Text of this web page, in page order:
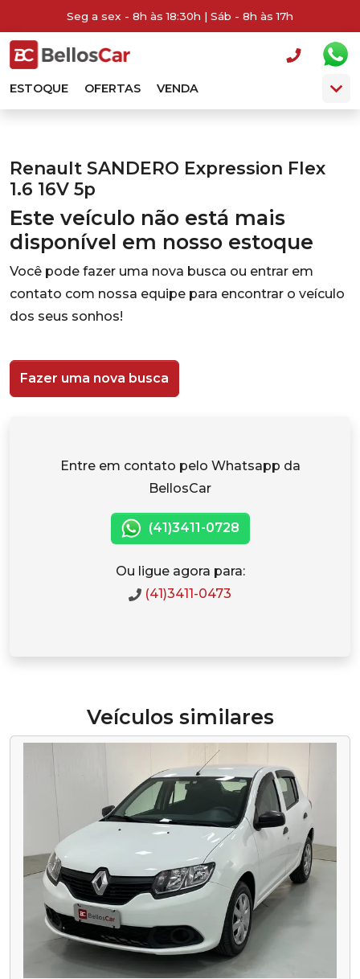
Seg a sex - 8h às 18:30h | Sáb - 8h às 17h
ESTOQUE OFERTAS VENDA
Renault SANDERO Expression Flex
1.6 16V 5p
Este veículo não está mais
disponível em nosso estoque
Você pode fazer uma nova busca ou entrar em
contato com nossa equipe para encontrar o veículo
dos seus sonhos!
Fazer uma nova busca
Entre em contato pelo Whatsapp da
BellosCar
(41)3411-0728
Ou ligue agora para:
(41)3411-0473
Veículos similares